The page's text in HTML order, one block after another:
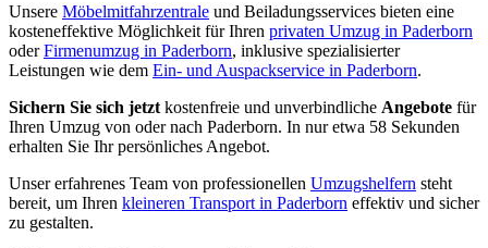
Unsere Möbelmitfahrzentrale und Beiladungsservices bieten eine
kosteneffektive Möglichkeit für Ihren privaten Umzug in Paderborn
oderFirmenumzug in Paderborn, inklusive spezialisierter
Leistungen wie dem Ein- und Auspackservice in Paderborn.
Sichern Sie sich jetzt kostenfreie und unverbindliche Angebote für
Ihren Umzug von oder nach Paderborn. In nur etwa 58 Sekunden
erhalten Sie Ihr persönliches Angebot.
Unser erfahrenes Team von professionellen Umzugshelfern steht
bereit, um Ihren kleineren Transport in Paderborn effektiv und sicher
zu gestalten.